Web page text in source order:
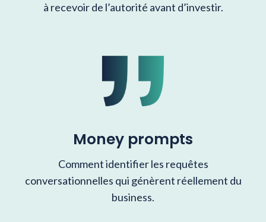
à recevoir de l’autorité avant d’investir.
Money prompts
Comment identifier les requêtes
conversationnelles qui génèrent réellement du
business.